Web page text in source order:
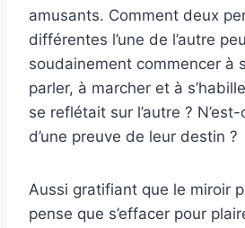
amusants. Comment deux
différentes l’une de l’autre
soudainement commencer à
parler, à marcher et à
se reflétait sur l’autre ?
d’une preuve de leur destin ?
Aussi gratifiant que le miroir
pense que s’effacer pour